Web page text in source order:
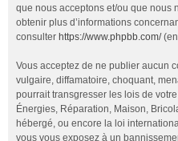
que nous acceptons et/ou que nous
obtenir plus d’informations
consulter https://www.phpbb.com/(en
Vous acceptez de ne publier aucun
vulgaire, diffamatoire, choquant,
pourrait transgresser les lois de
Énergies, Réparation, Maison,
hébergé, ou encore la loi
vous vous exposez à un